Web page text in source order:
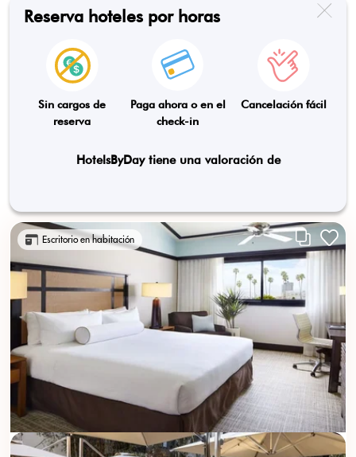
Reserva hoteles por horas
Sin cargos de
reserva
Paga ahora o en el
check-in
Cancelación fácil
HotelsByDay tiene una valoración de
Escritorio en habitación